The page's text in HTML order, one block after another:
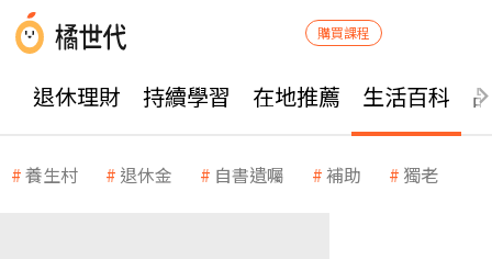
購買課程
退休理財 持續學習 在地推薦 生活百科
養生村 退休金 自書遺囑 補助 獨老